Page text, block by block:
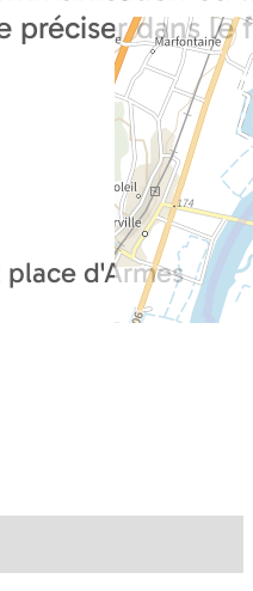
préciser dans le
d'Armes